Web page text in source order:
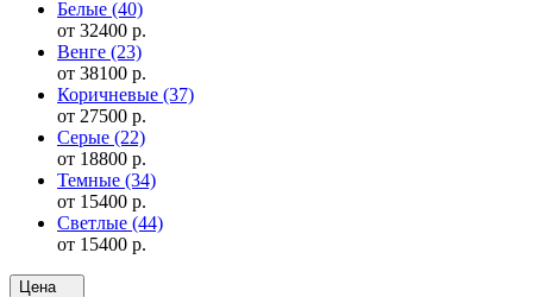
Белые (40)
от 32400 р.
Венге (23)
от 38100 р.
Коричневые (37)
от 27500 р.
Серые (22)
от 18800 р.
Темные (34)
от 15400 р.
Светлые (44)
от 15400 р.
Цена